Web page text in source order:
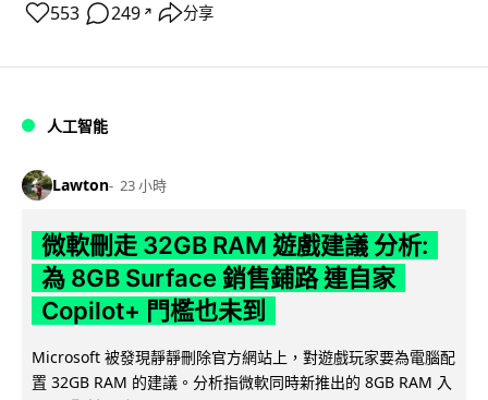
553 249 ↗ 分享
人工智能
Lawton 23 小時
微軟刪走 32GB RAM 遊戲建議 分析:
為 8GB Surface 銷售鋪路 連自家
Copilot+ 門檻也未到
Microsoft 被發現靜靜刪除官方網站上，對遊戲玩家要為電腦配
置 32GB RAM 的建議。分析指微軟同時新推出的 8GB RAM 入